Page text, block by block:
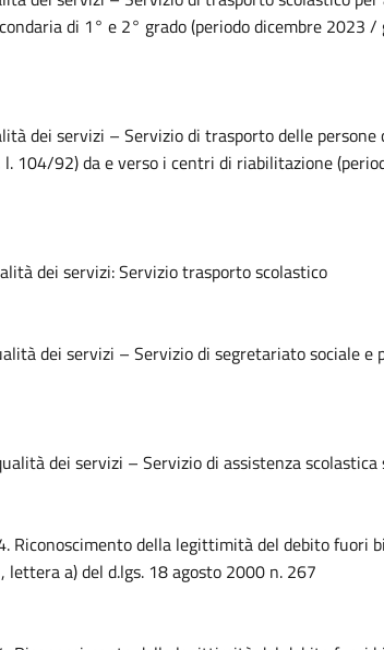
di 1° e 2° grado (periodo dicembre 2023
dei servizi – Servizio di trasporto delle persone
104/92) da e verso i centri di riabilitazione
dei servizi: Servizio trasporto scolastico
dei servizi – Servizio di segretariato sociale e
dei servizi – Servizio di assistenza scolastica
Riconoscimento della legittimità del debito fuori
lettera a) del d.lgs. 18 agosto 2000 n. 267